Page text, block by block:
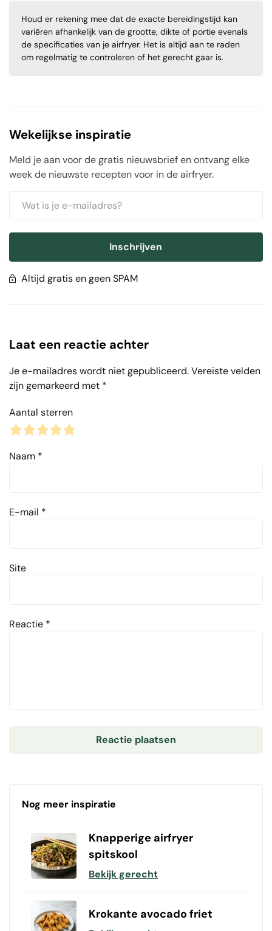
Houd er rekening mee dat de exacte bereidingstijd kan
variëren afhankelijk van de grootte, dikte of portie evenals
de specificaties van je airfryer. Het is altijd aan te raden
om regelmatig te controleren of het gerecht gaar is.
Wekelijkse inspiratie
Meld je aan voor de gratis nieuwsbrief en ontvang elke
week de nieuwste recepten voor in de airfryer.
Inschrijven
Altijd gratis en geen SPAM
Laat een reactie achter
Je e-mailadres wordt niet gepubliceerd.Vereiste velden
zijn gemarkeerd met *
Aantal sterren
4
3
2
1
Naam *
E-mail *
Site
Reactie *
Nog meer inspiratie
Knapperige airfryer
spitskool
Bekijk gerecht
Krokante avocado friet